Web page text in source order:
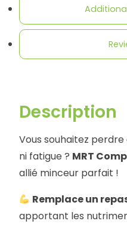
Description
Vous souhaitez
ni fatigue ? MRT
allié minceur parfait !
Remplace un
apportant les